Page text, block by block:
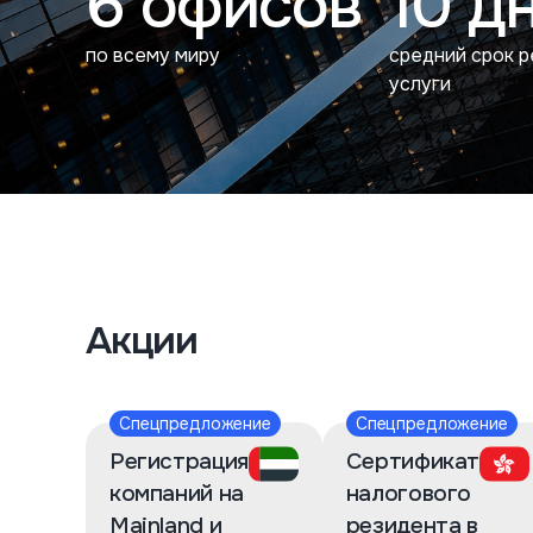
по всему миру
средний срок
услуги
Акции
Спецпредложение
Регистрация
компаний на
Mainland и
Спецпредложение
Сертификат
налогового
резидента в